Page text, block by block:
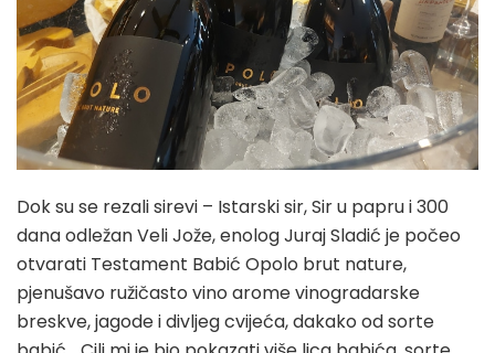
Dok su se rezali sirevi – Istarski sir, Sir u papru i 300
dana odležan Veli Jože, enolog Juraj Sladić je počeo
otvarati Testament Babić Opolo brut nature,
pjenušavo ružičasto vino arome vinogradarske
breskve, jagode i divljeg cvijeća, dakako od sorte